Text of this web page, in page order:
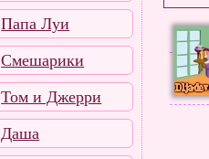
Папа Луи
Смешарики
Том и Джерри
Даша